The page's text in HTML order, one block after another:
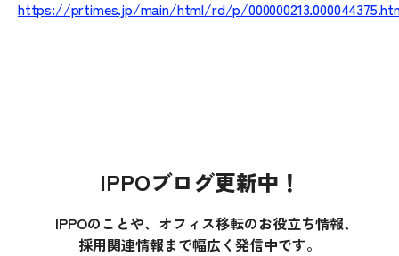
https://prtimes.jp/main/html/rd/p/
IPPOブログ更新中！
IPPOのことや、オフィス移転のお役立ち情報、
採用関連情報まで幅広く発信中です。